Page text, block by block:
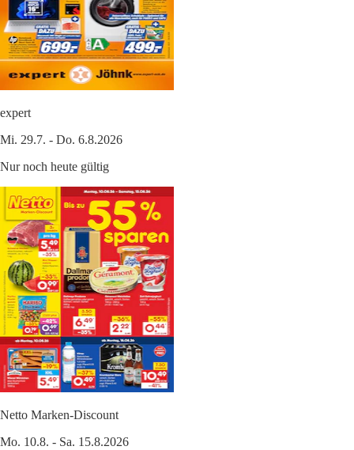
expert
Mi. 29.7. - Do. 6.8.2026
Nur noch heute gültig
Netto Marken-Discount
Mo. 10.8. - Sa. 15.8.2026